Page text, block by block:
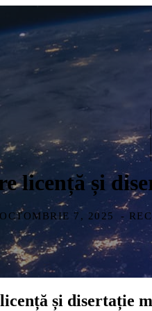
licență și
OCTOMBRIE 7, 2025 -
și disertație